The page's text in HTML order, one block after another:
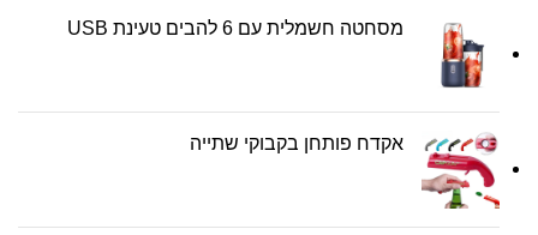
מסחטה חשמלית עם 6 להבים טעינת USB
אקדח פותחן בקבוקי שתייה